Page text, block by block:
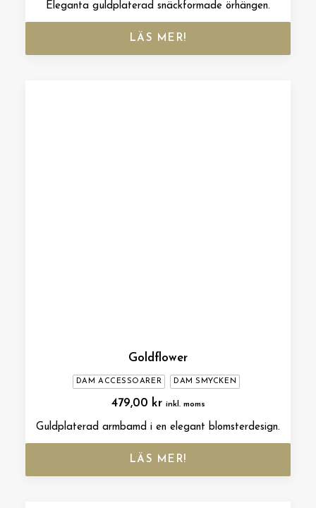
Eleganta guldplaterad snäckformade örhängen.
LÄS MER!
Goldflower
DAM ACCESSOARER DAM SMYCKEN
479,00 kr inkl. moms
Guldplaterad armbamd i en elegant blomsterdesign.
LÄS MER!